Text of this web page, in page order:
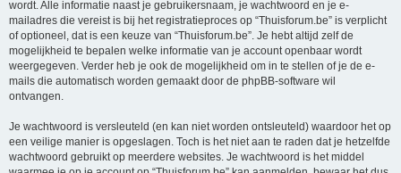
wordt. Alle informatie naast je gebruikersnaam, je wachtwoord en je e-
mailadres die vereist is bij het registratieproces op “Thuisforum.be” is verplicht
of optioneel, dat is een keuze van “Thuisforum.be”. Je hebt altijd zelf de
mogelijkheid te bepalen welke informatie van je account openbaar wordt
weergegeven. Verder heb je ook de mogelijkheid om in te stellen of je de e-
mails die automatisch worden gemaakt door de phpBB-software wil
ontvangen.
Je wachtwoord is versleuteld (en kan niet worden ontsleuteld) waardoor het op
een veilige manier is opgeslagen. Toch is het niet aan te raden dat je hetzelfde
wachtwoord gebruikt op meerdere websites. Je wachtwoord is het middel